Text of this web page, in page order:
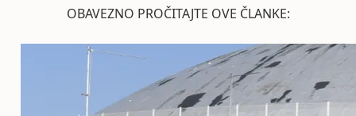
OBAVEZNO PROČITAJTE OVE ČLANKE: